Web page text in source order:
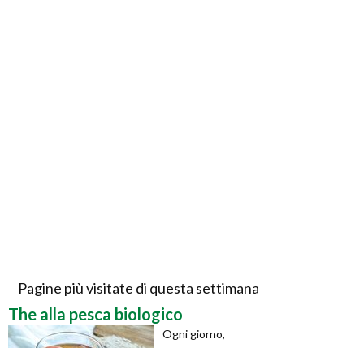
Pagine più visitate di questa settimana
The alla pesca biologico
Ogni giorno,